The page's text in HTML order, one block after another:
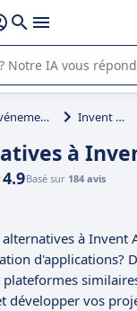
avec
guide dans l'utilisation
Événementiel Invent App
à
4.9Basé sur 184 avis
alternatives à Invent
d'applications?
développer vos